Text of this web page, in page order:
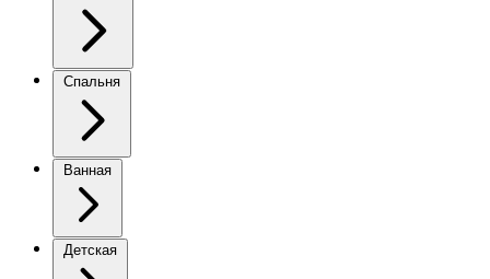
Спальня
Ванная
Детская